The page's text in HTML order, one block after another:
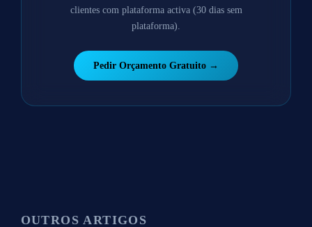
clientes com plataforma activa (30 dias sem
plataforma).
Pedir Orçamento Gratuito →
OUTROS ARTIGOS